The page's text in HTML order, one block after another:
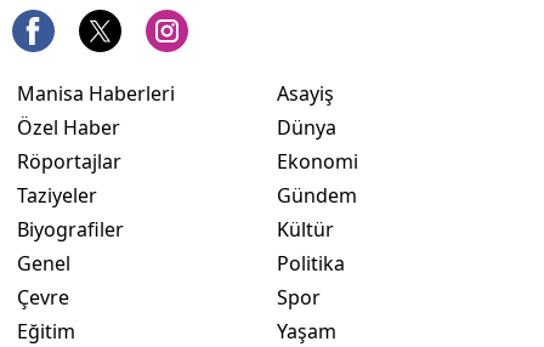
Manisa Haberleri
Özel Haber
Röportajlar
Taziyeler
Biyografiler
Genel
Çevre
Eğitim
Asayiş
Dünya
Ekonomi
Gündem
Kültür
Politika
Spor
Yaşam